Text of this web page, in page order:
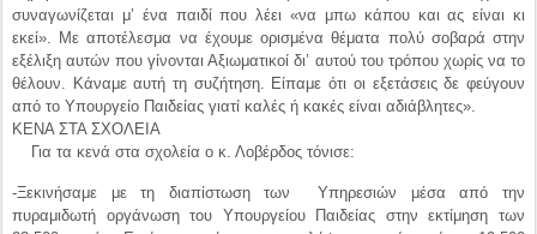
Για τα κενά στα σχολεία ο κ. Λοβέρδος τόνισε:
-Ξεκινήσαμε με τη διαπίστωση των Υπηρεσιών μέσα από την
πυραμιδωτή οργάνωση του Υπουργείου Παιδείας στην εκτίμηση των
22.500 κενών. Εμείς μπορούσαμε να καλύψουμε από αυτά τις 19.500
από το Πρόγραμμα Δημοσίων Επενδύσεων και το ΕΣΠΑ. Στη συνέχεια οι
19.500 έγινε 16.500 και μετά 16.000, διότι δεν υπήρχαν χρήματα από το
ασύμβατες με το ΕΣΠΑ. ΕΣΠΑ μπορείς να πληρώσεις σχολεία με ειδική
αγωγή, μουσικά σχολεία, συγκεκριμένες ειδικότητες της Πρωτοβάθμιας